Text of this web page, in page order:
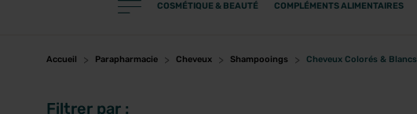
Filtres
CATÉGORIES
PRODUITS
COSMÉTIQUE & BEAUTÉ COMPLÉMENTS ALIMENTAIRES
Accueil Parapharmacie Cheveux Shampooings Cheveux Colorés & Blancs
Filtrer par :